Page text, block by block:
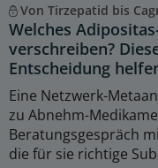
Von Tirzepatid bis
Welches
verschreiben?
Entscheidung
Eine Netzwerk-
zu Abnehm-
Beratungsgespräch
die für sie richtige